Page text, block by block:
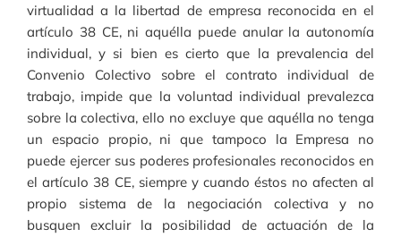
virtualidad a la libertad de empresa reconocida en el
artículo 38 CE, ni aquélla puede anular la autonomía
individual, y si bien es cierto que la prevalencia del
Convenio Colectivo sobre el contrato individual de
trabajo, impide que la voluntad individual prevalezca
sobre la colectiva, ello no excluye que aquélla no tenga
un espacio propio, ni que tampoco la Empresa no
puede ejercer sus poderes profesionales reconocidos en
el artículo 38 CE, siempre y cuando éstos no afecten al
propio sistema de la negociación colectiva y no
busquen excluir la posibilidad de actuación de la